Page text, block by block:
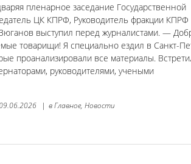
пленарное заседание Государственной
ЦК КПРФ, Руководитель фракции КПРФ
выступил перед журналистами. —
товарищи! Я специально ездил в Санкт-
проанализировали все материалы.
руководителями, учеными
| вГлавное, Новости